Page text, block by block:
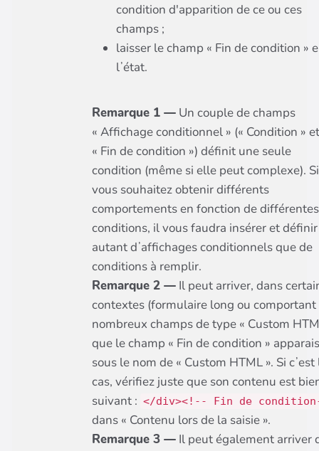
condition d'apparition de ce ou ces
champs ;
laisser le champ « Fin de condition »
lʼétat.
Remarque 1 — Un couple de champs
« Affichage conditionnel » (« Condition » et
« Fin de condition ») définit une seule
condition (même si elle peut complexe). Si
vous souhaitez obtenir différents
comportements en fonction de différentes
conditions, il vous faudra insérer et définir
autant dʼaffichages conditionnels que de
conditions à remplir.
Remarque 2 — Il peut arriver, dans
contextes (formulaire long ou comportant
nombreux champs de type « Custom
que le champ « Fin de condition »
sous le nom de « Custom HTML ». Si cʼest
cas, vérifiez juste que son contenu est
suivant : </div><!-- Fin de
dans « Contenu lors de la saisie ».
Remarque 3 — Il peut également arriver